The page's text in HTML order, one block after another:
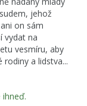
jehož
on sám
vydat na
vesmíru, aby
a lidstva...